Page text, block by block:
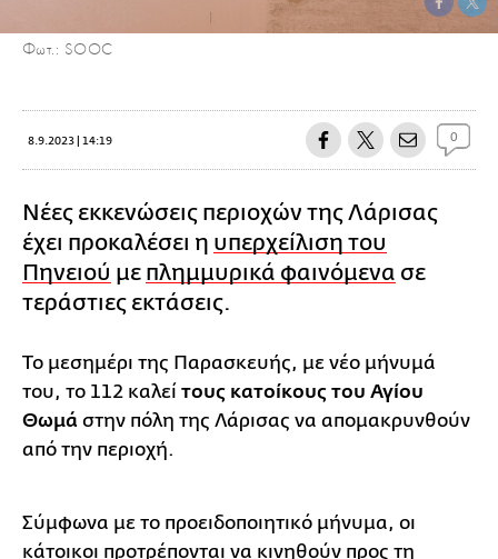
Φωτ.: SOOC
8.9.2023 | 14:19 0
Νέες εκκενώσεις περιοχών της Λάρισας
έχει προκαλέσει η υπερχείλιση του
Πηνειού με πλημμυρικά φαινόμενα σε
τεράστιες εκτάσεις.
Το μεσημέρι της Παρασκευής, με νέο μήνυμά
του, το 112 καλεί τους κατοίκους του Αγίου
Θωμά στην πόλη της Λάρισας να απομακρυνθούν
από την περιοχή.
Σύμφωνα με το προειδοποιητικό μήνυμα, οι
κάτοικοι προτρέπονται να κινηθούν προς τη